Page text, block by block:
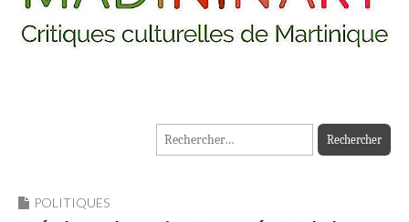
MADININ'ART
Rechercher :
POLITIQUES